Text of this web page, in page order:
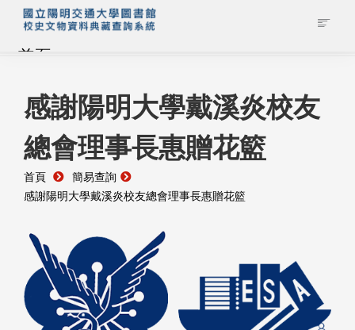
首頁
藏品查詢
校史館簡介
藏品清單全覽
資料調閱申請
管理者登入
感謝陽明大學戴溪炎校友
總會理事長惠贈花籃
首頁
簡易查詢
感謝陽明大學戴溪炎校友總會理事長惠贈花籃